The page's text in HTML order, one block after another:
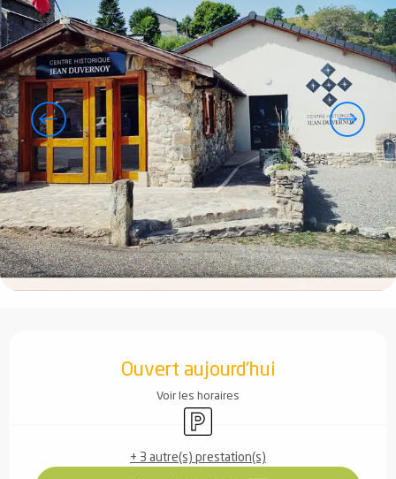
Ouvert aujourd'hui
Voir les horaires
Parking
+ 3 autre(s) prestation(s)